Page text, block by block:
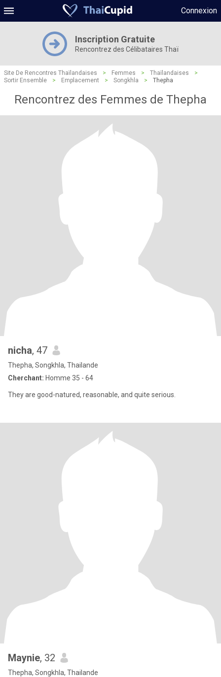
Connexion
Inscription Gratuite
Rencontrez des Célibataires Thaï
Site De Rencontres Thaïlandaises > Femmes > Thaïlandaises
>
Sortir Ensemble
> Emplacement > Songkhla > Thepha
Rencontrez des Femmes de Thepha
nicha, 47
Thepha, Songkhla, Thailande
Cherchant: Homme 35 - 64
They are good-natured, reasonable, and quite serious.
Maynie, 32
Thepha, Songkhla, Thailande